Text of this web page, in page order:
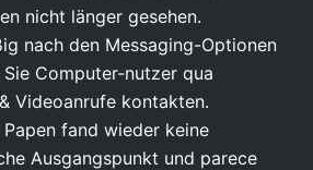
nicht länger gesehen.
nach den Messaging-Optionen
Computer-nutzer qua
Videoanrufe kontakten.
Papen fand wieder keine
Ausgangspunkt und parece